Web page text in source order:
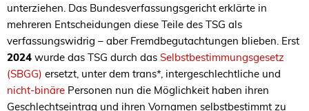
unterziehen. Das Bundesverfassungsgericht erklärte in
mehreren Entscheidungen diese Teile des TSG als
verfassungswidrig – aber Fremdbegutachtungen blieben. Erst
2024 wurde das TSG durch das Selbstbestimmungsgesetz
(SBGG) ersetzt, unter dem trans*, intergeschlechtliche und
nicht-binäre Personen nun die Möglichkeit haben ihren
Geschlechtseintrag und ihren Vornamen selbstbestimmt zu